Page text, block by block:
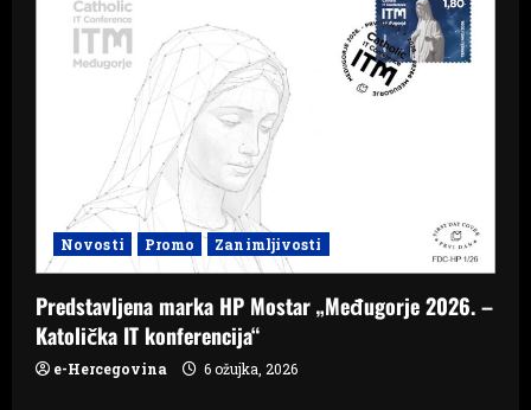
Novosti Promo Zanimljivosti
Predstavljena marka HP Mostar „Međugorje 2026. –
Katolička IT konferencija“
e-Hercegovina 6 ožujka, 2026